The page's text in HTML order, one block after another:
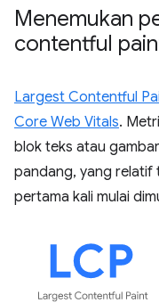
Menemukan
contentful
Largest Contentful
Core Web Vitals.
blok teks atau
pandang, yang relatif
pertama kali mulai